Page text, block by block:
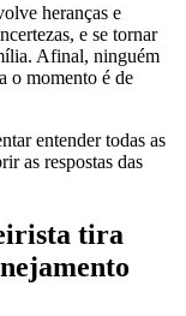
heranças e
e se tornar
Afinal, ninguém
o momento é de
entender todas as
as respostas das
tira